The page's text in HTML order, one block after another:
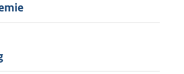
andere
website)
een